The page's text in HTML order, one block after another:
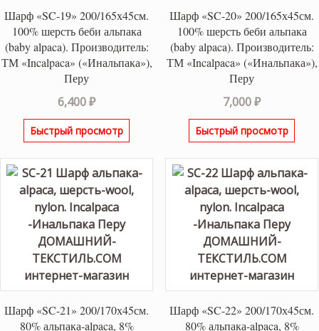
Шарф «SC-19» 200/165х45см.
100% шерсть беби альпака
(baby alpaca). Производитель:
ТМ «Incalpaca» («Инальпака»),
Перу
6,400₽
Быстрый просмотр
Шарф «SC-20» 200/165х45см.
100% шерсть беби альпака
(baby alpaca). Производитель:
ТМ «Incalpaca» («Инальпака»),
Перу
7,000₽
Быстрый просмотр
Шарф «SC-21» 200/170х45см.
80% альпака-alpaca, 8%
Шарф «SC-22» 200/170х45см.
80% альпака-alpaca, 8%